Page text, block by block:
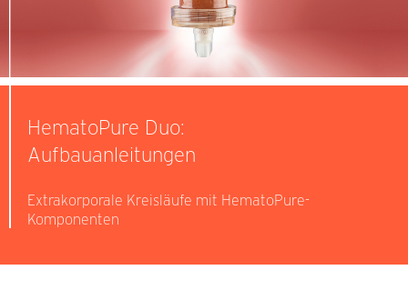
HematoPure Duo:
Aufbauanleitungen
Extrakorporale Kreisläufe mit HematoPure-
Komponenten